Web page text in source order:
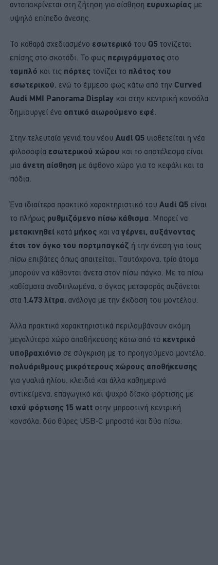
ανταποκρίνεται στη ζήτηση για αίσθηση ευρυχωρίας με
υψηλό επίπεδο άνεσης.
Το καθαρά σχεδιασμένο εσωτερικό του Q5 τονίζεται
επίσης στο σκοτάδι. Το φως περιγράμματος στο
ταμπλό και τις πόρτες τονίζει το πλάτος του
εσωτερικού, ενώ το έμμεσο φως κάτω από την Curved
Audi MMI Panorama Display και στην κεντρική κονσόλα
δημιουργεί ένα οπτικό αιωρούμενο εφέ
Στην τελευταία γενιά του νέου Audi Q5 υιοθετείται η νέα
φιλοσοφία εσωτερικού χώρου και το αποτέλεσμα είναι
μια άνετη αίσθηση με άφθονο χώρο για το κεφάλι και τα
πόδια.
Ένα ιδιαίτερα πρακτικό χαρακτηριστικό του Audi Q5 είναι
το πλήρως ρυθμιζόμενο πίσω κάθισμα . Μπορεί να
μετακινηθεί κατά μήκος και να γέρνει, αυξάνοντας
έτσι τον όγκο του πορτμπαγκάζ ή την άνεση για τους
πίσω επιβάτες όπως απαιτείται. Ταυτόχρονα, τρία άτομα
μπορούν να κάθονται άνετα στον πίσω πάγκο. Με τα πίσω
καθίσματα αναδιπλωμένα, ο όγκος μεταφοράς αυξάνεται
στα 1.473 λίτρα, ανάλογα με την έκδοση του μοντέλου.
Άλλα πρακτικά χαρακτηριστικά περιλαμβάνουν ακόμη
μεγαλύτερο χώρο αποθήκευσης κάτω από το κεντρικό
υποβραχιόνιο σε σύγκριση με το προηγούμενο μοντέλο,
πολυάριθμους μικρότερους χώρους αποθήκευσης
για γυαλιά ηλίου, κλειδιά και άλλα καθημερινά
αντικείμενα, επαγωγικό και ψυχρό δίσκο φόρτισης με
ισχύ φόρτισης 15 watt στην μπροστινή κεντρική
κονσόλα, δύο θύρες USB-C μπροστά και δύο πίσω.